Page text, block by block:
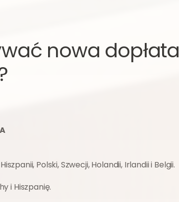
nowa dopłata
Polski, Szwecji, Holandii, Irlandii i Belgii.
i Hiszpanię.